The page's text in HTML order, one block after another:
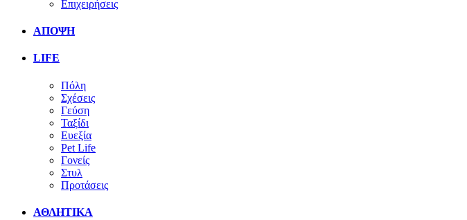
Επιχειρήσεις
ΑΠΟΨΗ
LIFE
Πόλη
Σχέσεις
Γεύση
Ταξίδι
Ευεξία
Pet Life
Γονείς
Στυλ
Προτάσεις
ΑΘΛΗΤΙΚΑ